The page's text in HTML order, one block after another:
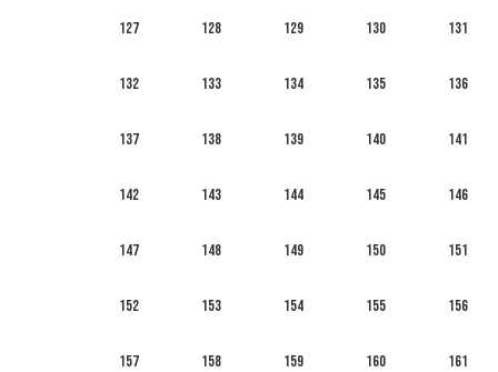
127 128 129 130 131
132 133 134 135 136
137 138 139 140 141
142 143 144 145 146
147 148 149 150 151
152 153 154 155 156
157 158 159 160 161